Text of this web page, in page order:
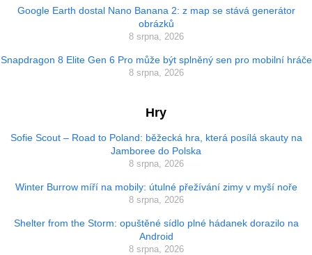
Google Earth dostal Nano Banana 2: z map se stává generátor
obrázků
8 srpna, 2026
Snapdragon 8 Elite Gen 6 Pro může být splněný sen pro mobilní hráče
8 srpna, 2026
Hry
Sofie Scout – Road to Poland: běžecká hra, která posílá skauty na
Jamboree do Polska
8 srpna, 2026
Winter Burrow míří na mobily: útulné přežívání zimy v myší noře
8 srpna, 2026
Shelter from the Storm: opuštěné sídlo plné hádanek dorazilo na
Android
8 srpna, 2026